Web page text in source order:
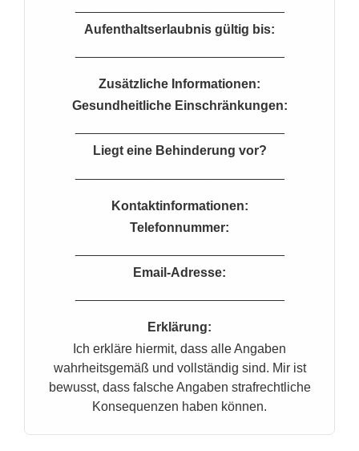
Aufenthaltserlaubnis gültig bis:
Zusätzliche Informationen:
Gesundheitliche Einschränkungen:
Liegt eine Behinderung vor?
Kontaktinformationen:
Telefonnummer:
Email-Adresse:
Erklärung:
Ich erkläre hiermit, dass alle Angaben
wahrheitsgemäß und vollständig sind. Mir ist
bewusst, dass falsche Angaben strafrechtliche
Konsequenzen haben können.